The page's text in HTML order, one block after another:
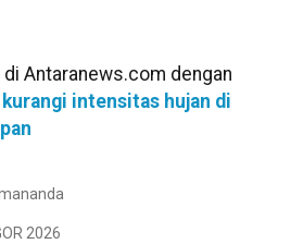
Antaranews.com dengan
kurangi intensitas hujan di
2026